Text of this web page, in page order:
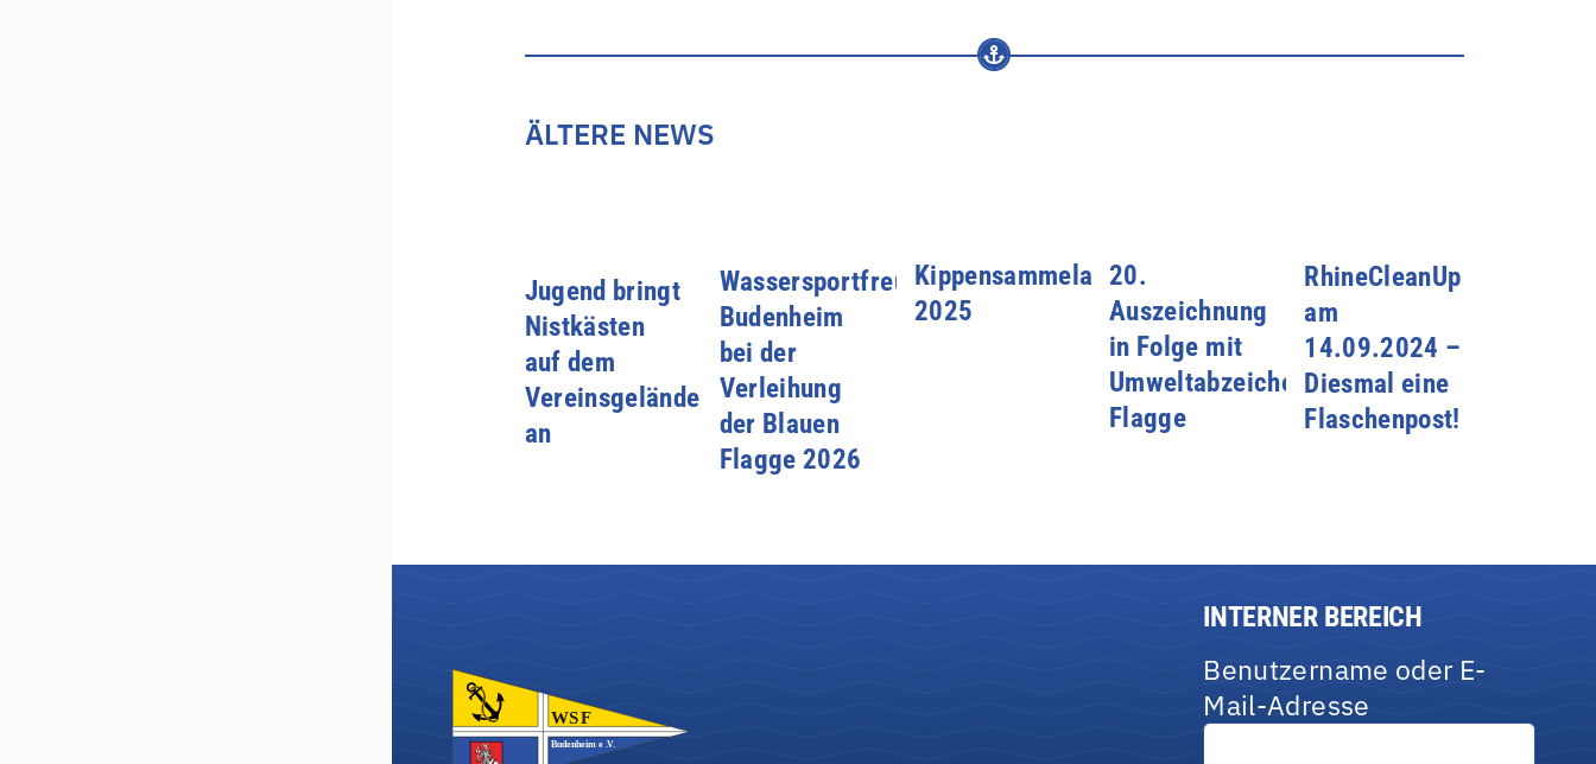
ÄLTERE NEWS
Jugend bringt
Nistkästen
auf dem
Vereinsgelände
an
Wassersportfreunde
Budenheim
bei der
Verleihung
der Blauen
Flagge 2026
Kippensammelaktion
2025
20.
Auszeichnung
in Folge mit
Umweltabzeichen Blaue
Flagge
RhineCleanUp
am
14.09.2024 –
Diesmal eine
Flaschenpost!
INTERNER BEREICH
Benutzername oder E-
Mail-Adresse